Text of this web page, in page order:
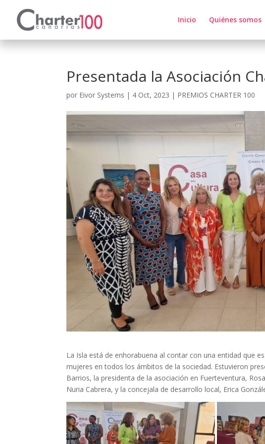
Inicio Quiénes somos
Presentada la Asociación
por Eivor Systems | 4 Oct, 2023 | PREMIOS CHARTER 100
La Isla está de enhorabuena al contar con una entidad que
mujeres en todos los ámbitos de la sociedad. Estuvieron
Barrios, la presidenta de la asociación en Fuerteventura,
Nuria Cabrera, y la concejala de desarrollo local, Erica